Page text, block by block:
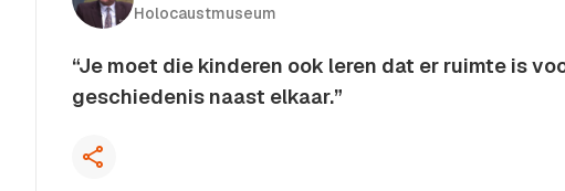
Holocaustmuseum
“Je moet die kinderen ook leren dat er ruimte is
geschiedenis naast elkaar.”
Kopieer quote